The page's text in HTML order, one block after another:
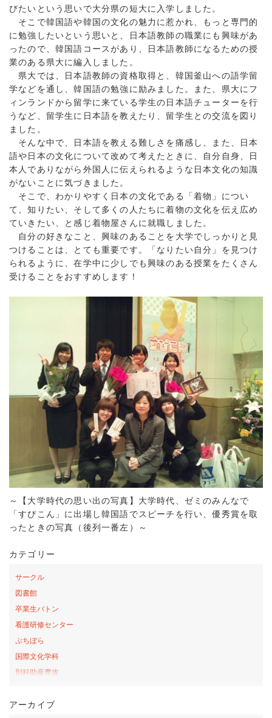
カテゴリー
サークル
図書館
卒業生バトン
看護研修センター
ぷちぼら
国際文化学科
別科助産専攻
お弁当の日プロジェクト
アーカイブ
びたいという思いで大分県の短大に入学しました。
そこで韓国語や韓国の文化の魅力に惹かれ、もっと専門的
に勉強したいという思いと、日本語教師の職業にも興味があ
ったので、韓国語コースがあり、日本語教師になるための授
業のある県大に編入しました。
県大では、日本語教師の資格取得と、韓国釜山への語学留
学などを通し、韓国語の勉強に励みました。また、県大にフ
ィンランドから留学に来ている学生の日本語チューターを行
うなど、留学生に日本語を教えたり、留学生との交流を図り
ました。
そんな中で、日本語を教える難しさを痛感し、また、日本
語や日本の文化について改めて考えたときに、自分自身、日
本人でありながら外国人に伝えられるような日本文化の知識
がないことに気づきました。
そこで、わかりやすく日本の文化である「着物」につい
て、知りたい、そして多くの人たちに着物の文化を伝え広め
ていきたい、と感じ着物屋さんに就職しました。
自分の好きなこと、興味のあることを大学でしっかりと見
つけることは、とても重要です。「なりたい自分」を見つけ
られるように、在学中に少しでも興味のある授業をたくさん
受けることをおすすめします！
～【大学時代の思い出の写真】大学時代、ゼミのみんなで
「すぴこん」に出場し韓国語でスピーチを行い、優秀賞を取
ったときの写真（後列一番左）～